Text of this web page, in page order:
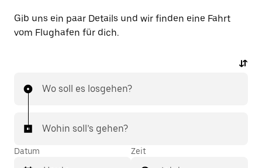
Gib uns ein paar Details und wir finden eine Fahrt
vom Flughafen für dich.
Wo soll es losgehen?
Wohin soll’s gehen?
Datum Zeit